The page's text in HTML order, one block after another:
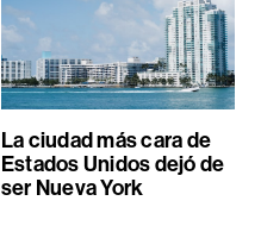
La ciudad más cara de
Estados Unidos dejó de
ser Nueva York